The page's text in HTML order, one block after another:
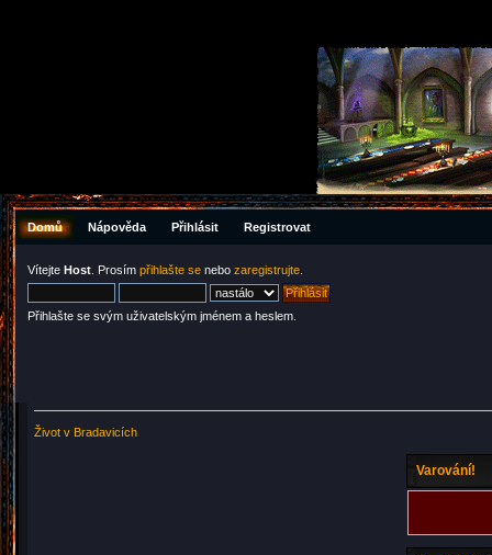
Domů Nápověda Přihlásit Registrovat
Vítejte Host . Prosím přihlašte se nebo zaregistrujte
Přihlašte se svým uživatelským jménem a heslem.
Život v Bradavicích
Varování!